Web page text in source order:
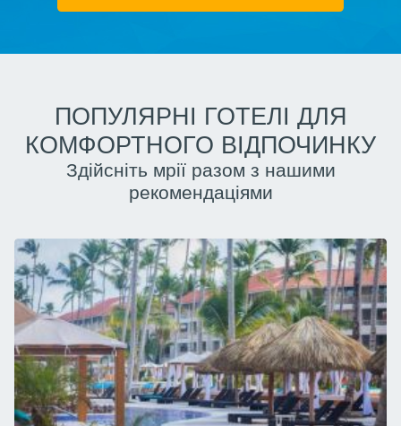
ПОПУЛЯРНІ ГОТЕЛІ ДЛЯ
КОМФОРТНОГО ВІДПОЧИНКУ
Здійсніть мрії разом з нашими
рекомендаціями